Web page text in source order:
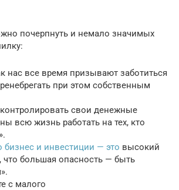
почерпнуть и немало значимых
нас все время призывают заботиться
при этом собственным
контролировать свои денежные
всю жизнь работать на тех, кто
бизнес и инвестиции — это высокий
что большая опасность — быть
с малого